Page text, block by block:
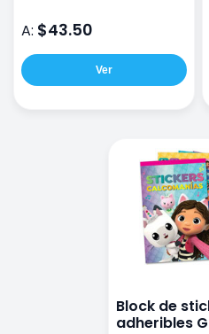
A: $43.50
Ver
Block de
adheribles